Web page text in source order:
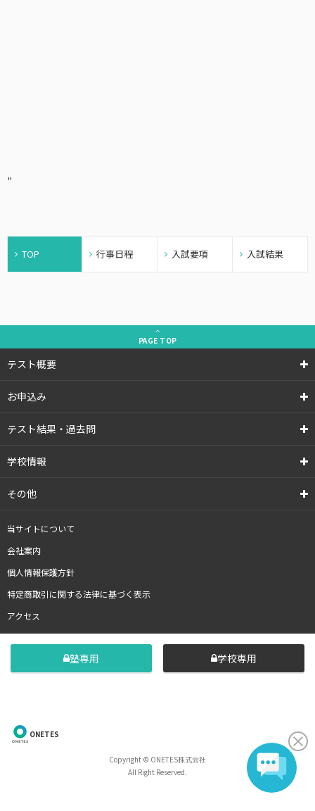
"
TOP 行事日程 入試要項 入試結果
PAGE TOP
テスト概要
お申込み
テスト結果・過去問
学校情報
その他
当サイトについて
会社案内
個人情報保護方針
特定商取引に関する法律に基づく表示
アクセス
塾専用 学校専用
ONETES
Copyright © ONETES株式会社
All Right Reserved.